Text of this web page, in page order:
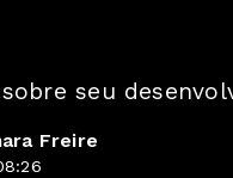
seu
Freire